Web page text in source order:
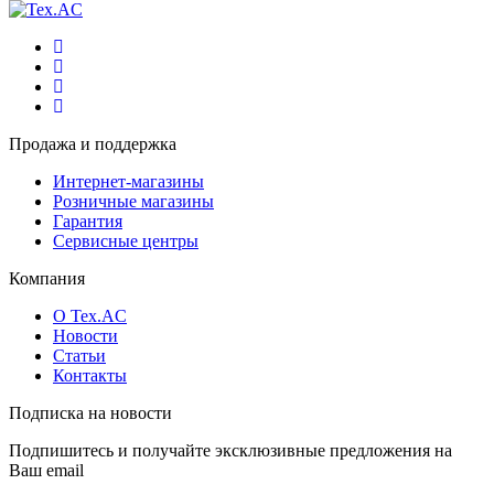
Продажа и поддержка
Интернет-магазины
Розничные магазины
Гарантия
Сервисные центры
Компания
О Tex.AC
Новости
Статьи
Контакты
Подписка на новости
Подпишитесь и получайте эксклюзивные предложения на
Ваш email